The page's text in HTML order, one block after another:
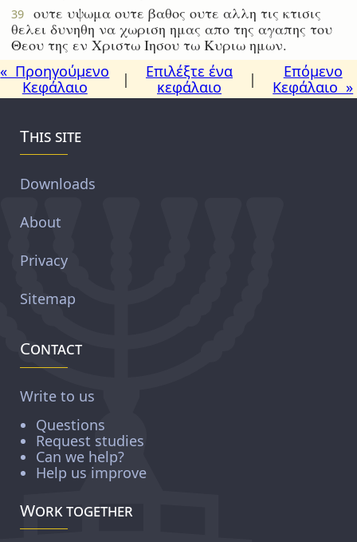
39
ουτε υψωμα ουτε βαθος ουτε αλλη τις κτισις
θελει δυνηθη να χωριση ημας απο της αγαπης του
Θεου της εν Χριστω Ιησου τω Κυριω ημων.
« Προηγούμενο
Κεφάλαιο
|
Επιλέξτε ένα
κεφάλαιο
|
Επόμενο
Κεφάλαιο »
This site
Downloads
About
Privacy
Sitemap
Contact
Write to us
Questions
Request studies
Can we help?
Help us improve
Work together